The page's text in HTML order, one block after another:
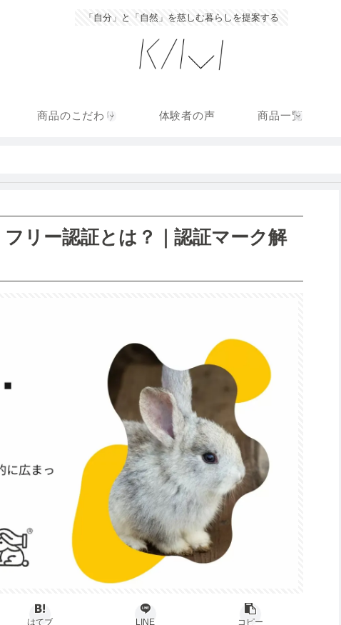
「自分」と「自然」を慈しむ暮らしを提案する
商品のこだわり 体験者の声 商品一覧
リー認証とは？｜認証マーク解
はてブ LINE コピー